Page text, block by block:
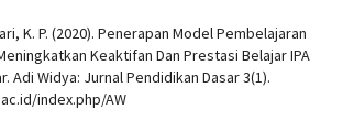
K. P. (2020). Penerapan Model Pembelajaran
Keaktifan Dan Prestasi Belajar IPA
Adi Widya: Jurnal Pendidikan Dasar 3(1).
index.php/AW